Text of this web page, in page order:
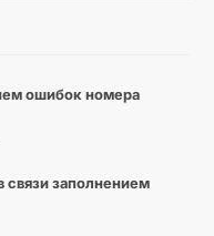
ошибок номера
связи заполнением